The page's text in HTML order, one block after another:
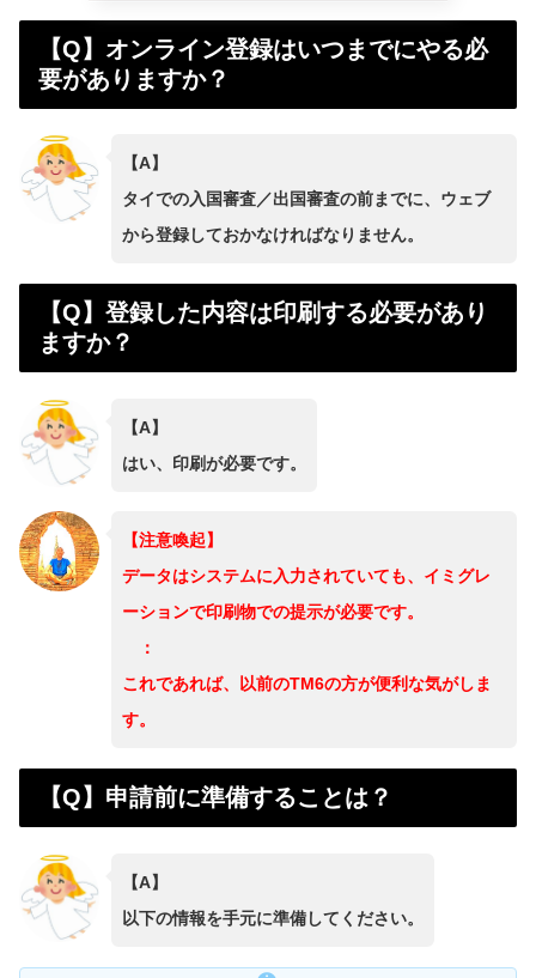
【Q】オンライン登録はいつまでにやる必
要がありますか？
【A】
タイでの入国審査／出国審査の前までに、ウェブ
から登録しておかなければなりません。
【Q】登録した内容は印刷する必要があり
ますか？
【A】
はい、印刷が必要です。
【注意喚起】
データはシステムに入力されていても、イミグレ
ーションで印刷物での提示が必要です。
：
これであれば、以前のTM6の方が便利な気がしま
す。
【Q】申請前に準備することは？
【A】
以下の情報を手元に準備してください。